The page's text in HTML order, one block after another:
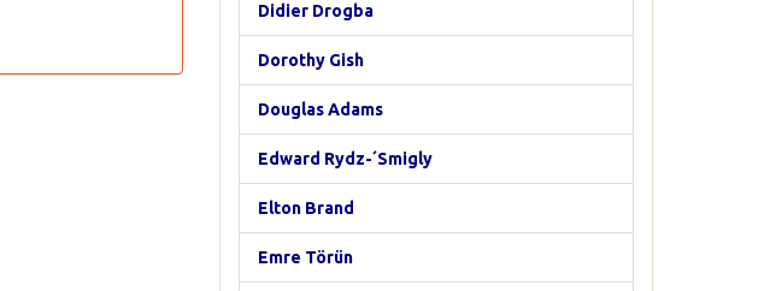
Didier Drogba
Dorothy Gish
Douglas Adams
Edward Rydz-´Smigly
Elton Brand
Emre Törün